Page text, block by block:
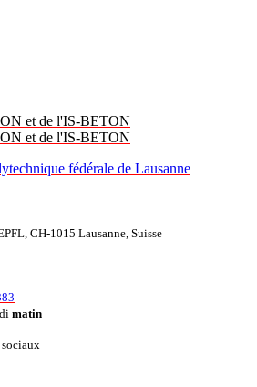
et de l'IS-BETON
et de l'IS-BETON
CH-1015 Lausanne, Suisse
matin